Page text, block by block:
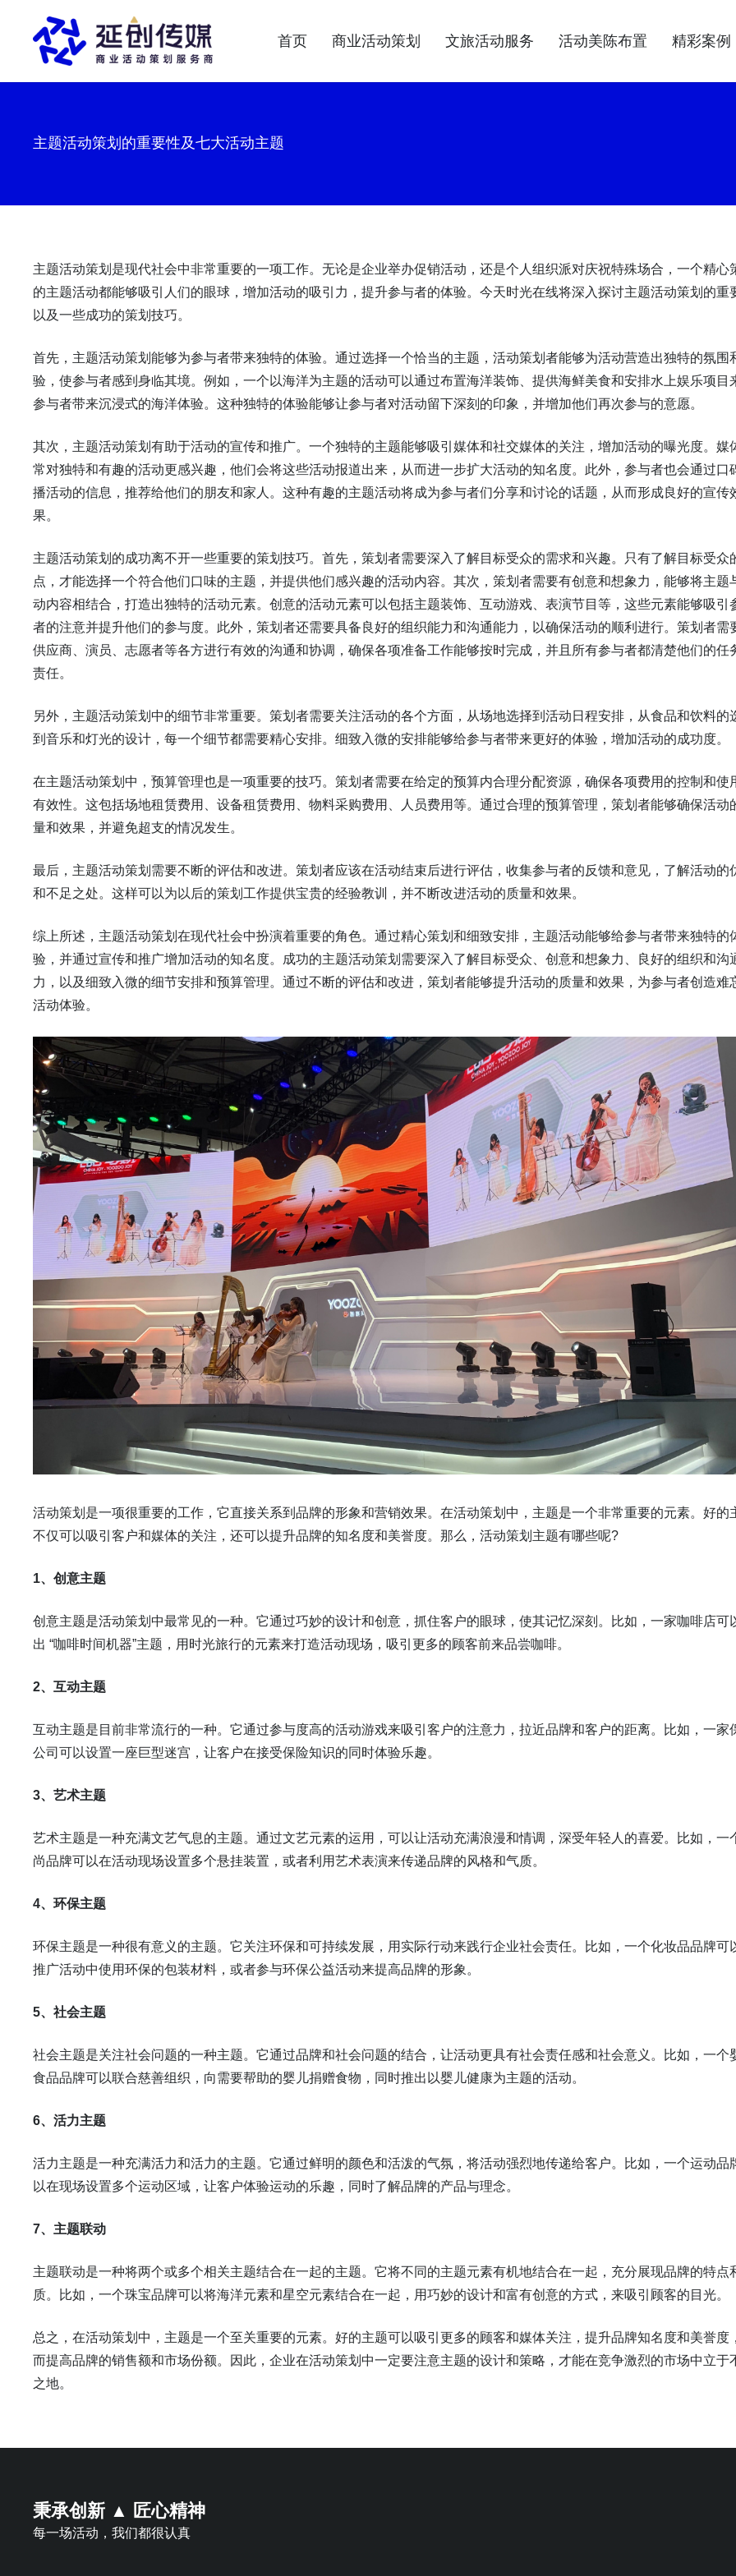
首页 商业活动策划 文旅活动服务 活动美陈布置 精彩案例
主题活动策划的重要性及七大活动主题
主题活动策划是现代社会中非常重要的一项工作。无论是企业举办促销活动，还是个人组织派对庆祝特殊场合，一个精心
的主题活动都能够吸引人们的眼球，增加活动的吸引力，提升参与者的体验。今天时光在线将深入探讨主题活动策划的重
以及一些成功的策划技巧。
首先，主题活动策划能够为参与者带来独特的体验。通过选择一个恰当的主题，活动策划者能够为活动营造出独特的氛围
验，使参与者感到身临其境。例如，一个以海洋为主题的活动可以通过布置海洋装饰、提供海鲜美食和安排水上娱乐项目
参与者带来沉浸式的海洋体验。这种独特的体验能够让参与者对活动留下深刻的印象，并增加他们再次参与的意愿。
其次，主题活动策划有助于活动的宣传和推广。一个独特的主题能够吸引媒体和社交媒体的关注，增加活动的曝光度。媒
常对独特和有趣的活动更感兴趣，他们会将这些活动报道出来，从而进一步扩大活动的知名度。此外，参与者也会通过口
播活动的信息，推荐给他们的朋友和家人。这种有趣的主题活动将成为参与者们分享和讨论的话题，从而形成良好的宣传
果。
主题活动策划的成功离不开一些重要的策划技巧。首先，策划者需要深入了解目标受众的需求和兴趣。只有了解目标受众
点，才能选择一个符合他们口味的主题，并提供他们感兴趣的活动内容。其次，策划者需要有创意和想象力，能够将主题
动内容相结合，打造出独特的活动元素。创意的活动元素可以包括主题装饰、互动游戏、表演节目等，这些元素能够吸引
者的注意并提升他们的参与度。此外，策划者还需要具备良好的组织能力和沟通能力，以确保活动的顺利进行。策划者需
供应商、演员、志愿者等各方进行有效的沟通和协调，确保各项准备工作能够按时完成，并且所有参与者都清楚他们的任
责任。
另外，主题活动策划中的细节非常重要。策划者需要关注活动的各个方面，从场地选择到活动日程安排，从食品和饮料的
到音乐和灯光的设计，每一个细节都需要精心安排。细致入微的安排能够给参与者带来更好的体验，增加活动的成功度。
在主题活动策划中，预算管理也是一项重要的技巧。策划者需要在给定的预算内合理分配资源，确保各项费用的控制和使
有效性。这包括场地租赁费用、设备租赁费用、物料采购费用、人员费用等。通过合理的预算管理，策划者能够确保活动
量和效果，并避免超支的情况发生。
最后，主题活动策划需要不断的评估和改进。策划者应该在活动结束后进行评估，收集参与者的反馈和意见，了解活动的
和不足之处。这样可以为以后的策划工作提供宝贵的经验教训，并不断改进活动的质量和效果。
综上所述，主题活动策划在现代社会中扮演着重要的角色。通过精心策划和细致安排，主题活动能够给参与者带来独特的
验，并通过宣传和推广增加活动的知名度。成功的主题活动策划需要深入了解目标受众、创意和想象力、良好的组织和沟
力，以及细致入微的细节安排和预算管理。通过不断的评估和改进，策划者能够提升活动的质量和效果，为参与者创造难
活动体验。
活动策划是一项很重要的工作，它直接关系到品牌的形象和营销效果。在活动策划中，主题是一个非常重要的元素。好的
不仅可以吸引客户和媒体的关注，还可以提升品牌的知名度和美誉度。那么，活动策划主题有哪些呢?
1、创意主题
创意主题是活动策划中最常见的一种。它通过巧妙的设计和创意，抓住客户的眼球，使其记忆深刻。比如，一家咖啡店可
出 “咖啡时间机器”主题，用时光旅行的元素来打造活动现场，吸引更多的顾客前来品尝咖啡。
2、互动主题
互动主题是目前非常流行的一种。它通过参与度高的活动游戏来吸引客户的注意力，拉近品牌和客户的距离。比如，一家
公司可以设置一座巨型迷宫，让客户在接受保险知识的同时体验乐趣。
3、艺术主题
艺术主题是一种充满文艺气息的主题。通过文艺元素的运用，可以让活动充满浪漫和情调，深受年轻人的喜爱。比如，一
尚品牌可以在活动现场设置多个悬挂装置，或者利用艺术表演来传递品牌的风格和气质。
4、环保主题
环保主题是一种很有意义的主题。它关注环保和可持续发展，用实际行动来践行企业社会责任。比如，一个化妆品品牌可
推广活动中使用环保的包装材料，或者参与环保公益活动来提高品牌的形象。
5、社会主题
社会主题是关注社会问题的一种主题。它通过品牌和社会问题的结合，让活动更具有社会责任感和社会意义。比如，一个
食品品牌可以联合慈善组织，向需要帮助的婴儿捐赠食物，同时推出以婴儿健康为主题的活动。
6、活力主题
活力主题是一种充满活力和活力的主题。它通过鲜明的颜色和活泼的气氛，将活动强烈地传递给客户。比如，一个运动品
以在现场设置多个运动区域，让客户体验运动的乐趣，同时了解品牌的产品与理念。
7、主题联动
主题联动是一种将两个或多个相关主题结合在一起的主题。它将不同的主题元素有机地结合在一起，充分展现品牌的特点
质。比如，一个珠宝品牌可以将海洋元素和星空元素结合在一起，用巧妙的设计和富有创意的方式，来吸引顾客的目光。
总之，在活动策划中，主题是一个至关重要的元素。好的主题可以吸引更多的顾客和媒体关注，提升品牌知名度和美誉度
而提高品牌的销售额和市场份额。因此，企业在活动策划中一定要注意主题的设计和策略，才能在竞争激烈的市场中立于
之地。
秉承创新 ▲ 匠心精神
每一场活动，我们都很认真